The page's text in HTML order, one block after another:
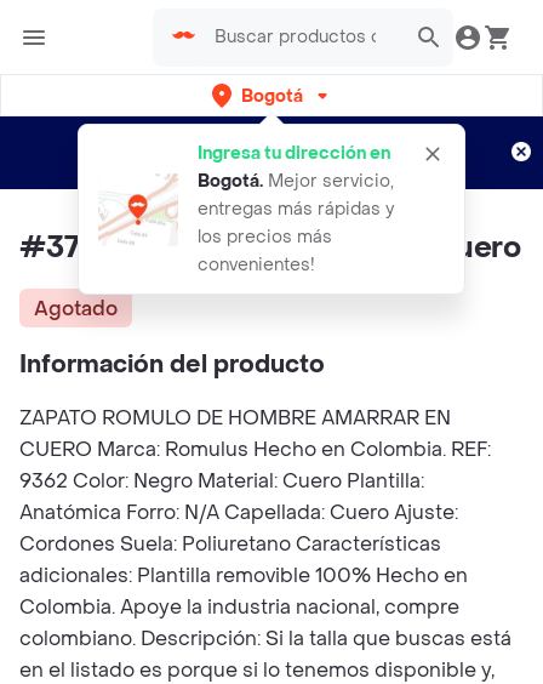
Bogotá
Ingresa tu dirección en
Bogotá. Mejor servicio,
entregas más rápidas y
los precios más
convenientes!
envíos gratis por semanas
Aplican TyC
#37 Zapato Romulo Hombre Cuero
Agotado
Información del producto
ZAPATO ROMULO DE HOMBRE AMARRAR EN
CUERO Marca: Romulus Hecho en Colombia. REF:
9362 Color: Negro Material: Cuero Plantilla:
Anatómica Forro: N/A Capellada: Cuero Ajuste:
Cordones Suela: Poliuretano Características
adicionales: Plantilla removible 100% Hecho en
Colombia. Apoye la industria nacional, compre
colombiano. Descripción: Si la talla que buscas está
en el listado es porque si lo tenemos disponible y,